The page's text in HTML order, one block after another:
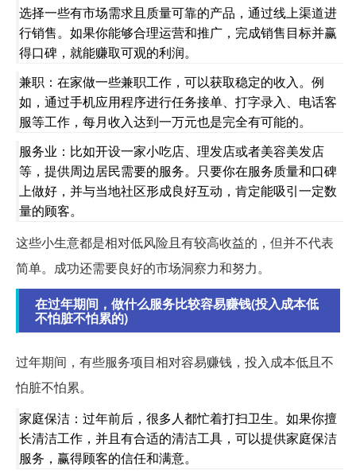
选择一些有市场需求且质量可靠的产品，通过线上渠道进
行销售。如果你能够合理运营和推广，完成销售目标并赢
得口碑，就能赚取可观的利润。
兼职：在家做一些兼职工作，可以获取稳定的收入。例
如，通过手机应用程序进行任务接单、打字录入、电话客
服等工作，每月收入达到一万元也是完全有可能的。
服务业：比如开设一家小吃店、理发店或者美容美发店
等，提供周边居民需要的服务。只要你在服务质量和口碑
上做好，并与当地社区形成良好互动，肯定能吸引一定数
量的顾客。
这些小生意都是相对低风险且有较高收益的，但并不代表
简单。成功还需要良好的市场洞察力和努力。
在过年期间，做什么服务比较容易赚钱(投入成本低
不怕脏不怕累的)
过年期间，有些服务项目相对容易赚钱，投入成本低且不
怕脏不怕累。
家庭保洁：过年前后，很多人都忙着打扫卫生。如果你擅
长清洁工作，并且有合适的清洁工具，可以提供家庭保洁
服务，赢得顾客的信任和满意。